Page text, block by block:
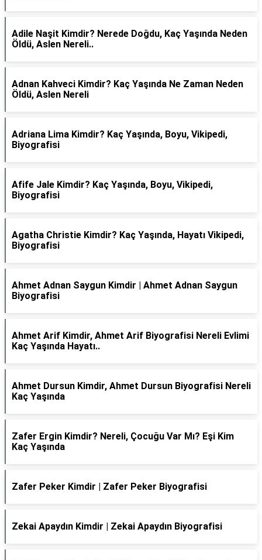
Adile Naşit Kimdir? Nerede Doğdu, Kaç Yaşında Neden
Öldü, Aslen Nereli..
Adnan Kahveci Kimdir? Kaç Yaşında Ne Zaman Neden
Öldü, Aslen Nereli
Adriana Lima Kimdir? Kaç Yaşında, Boyu, Vikipedi,
Biyografisi
Afife Jale Kimdir? Kaç Yaşında, Boyu, Vikipedi,
Biyografisi
Agatha Christie Kimdir? Kaç Yaşında, Hayatı Vikipedi,
Biyografisi
Ahmet Adnan Saygun Kimdir | Ahmet Adnan Saygun
Biyografisi
Ahmet Arif Kimdir, Ahmet Arif Biyografisi Nereli Evlimi
Kaç Yaşında Hayatı..
Ahmet Dursun Kimdir, Ahmet Dursun Biyografisi Nereli
Kaç Yaşında
Zafer Ergin Kimdir? Nereli, Çocuğu Var Mı? Eşi Kim
Kaç Yaşında
Zafer Peker Kimdir | Zafer Peker Biyografisi
Zekai Apaydın Kimdir | Zekai Apaydın Biyografisi